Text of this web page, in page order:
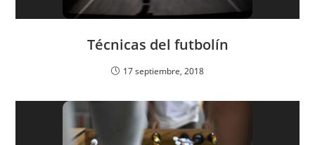
Técnicas del futbolín
17 septiembre, 2018